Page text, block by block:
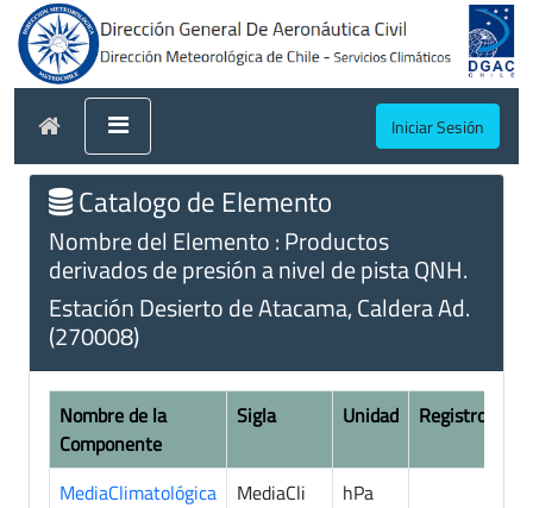
Iniciar Sesión
Catalogo de Elemento
Nombre del Elemento : Productos
derivados de presión a nivel de pista QNH.
Estación Desierto de Atacama, Caldera Ad.
(270008)
Nombre de la
Componente
Sigla Unidad Registros
MediaClimatológica MediaCli hPa